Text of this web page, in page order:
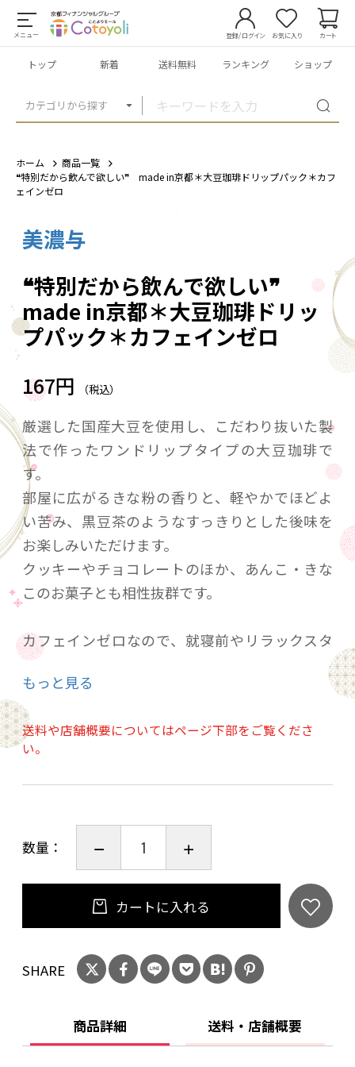
メニュー
カテゴリから探す
登録/ログイン お気に入り カート
トップ 新着 送料無料 ランキング ショップ
ホーム
商品一覧
❝特別だから飲んで欲しい❞ made in京都＊大豆珈琲ドリップパック＊カフ
ェインゼロ
美濃与
❝特別だから飲んで欲しい❞
made in京都＊大豆珈琲ドリッ
プパック＊カフェインゼロ
167円 （税込）
厳選した国産大豆を使用し、こだわり抜いた製
法で作ったワンドリップタイプの大豆珈琲で
す。
部屋に広がるきな粉の香りと、軽やかでほどよ
い苦み、黒豆茶のようなすっきりとした後味を
お楽しみいただけます。
クッキーやチョコレートのほか、あんこ・きな
このお菓子とも相性抜群です。
カフェインゼロなので、就寝前やリラックスタ
イムにもどうぞ。
小さなお子様やご年配の方、妊娠中の方にもお
すすめです。
原材料名：大豆（国産）＊遺伝子組み換えでな
い
※原材料は大豆のみです
もっと見る
送料や店舗概要についてはページ下部をご覧くださ
い。
数量：
カートに入れる
SHARE
商品詳細 送料・店舗概要